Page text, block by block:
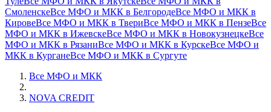
СмоленскеВсе МФО и МКК в БелгородеВсе МФО и МКК в
КировеВсе МФО и МКК в ТвериВсе МФО и МКК в ПензеВсе
МФО и МКК в ИжевскеВсе МФО и МКК в НовокузнецкеВсе
МФО и МКК в РязаниВсе МФО и МКК в КурскеВсе МФО и
МКК в КурганеВсе МФО и МКК в Сургуте
Все МФО и МКК
NOVA CREDIT